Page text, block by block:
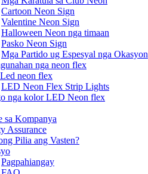
Cartoon Neon Sign
Valentine Neon Sign
Halloween Neon nga timaan
Pasko Neon Sign
Mga Partido ug Espesyal nga Okasyon
nga neon flex
neon flex
LED Neon Flex Strip Lights
nga kolor LED Neon flex
sa Kompanya
Assurance
Pilia ang Vasten?
Pagpahiangay